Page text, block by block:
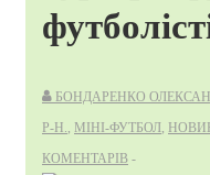
БОНДАРЕНКО
Р-Н.
МІНІ-ФУТБОЛ
КОМЕНТАРІВ